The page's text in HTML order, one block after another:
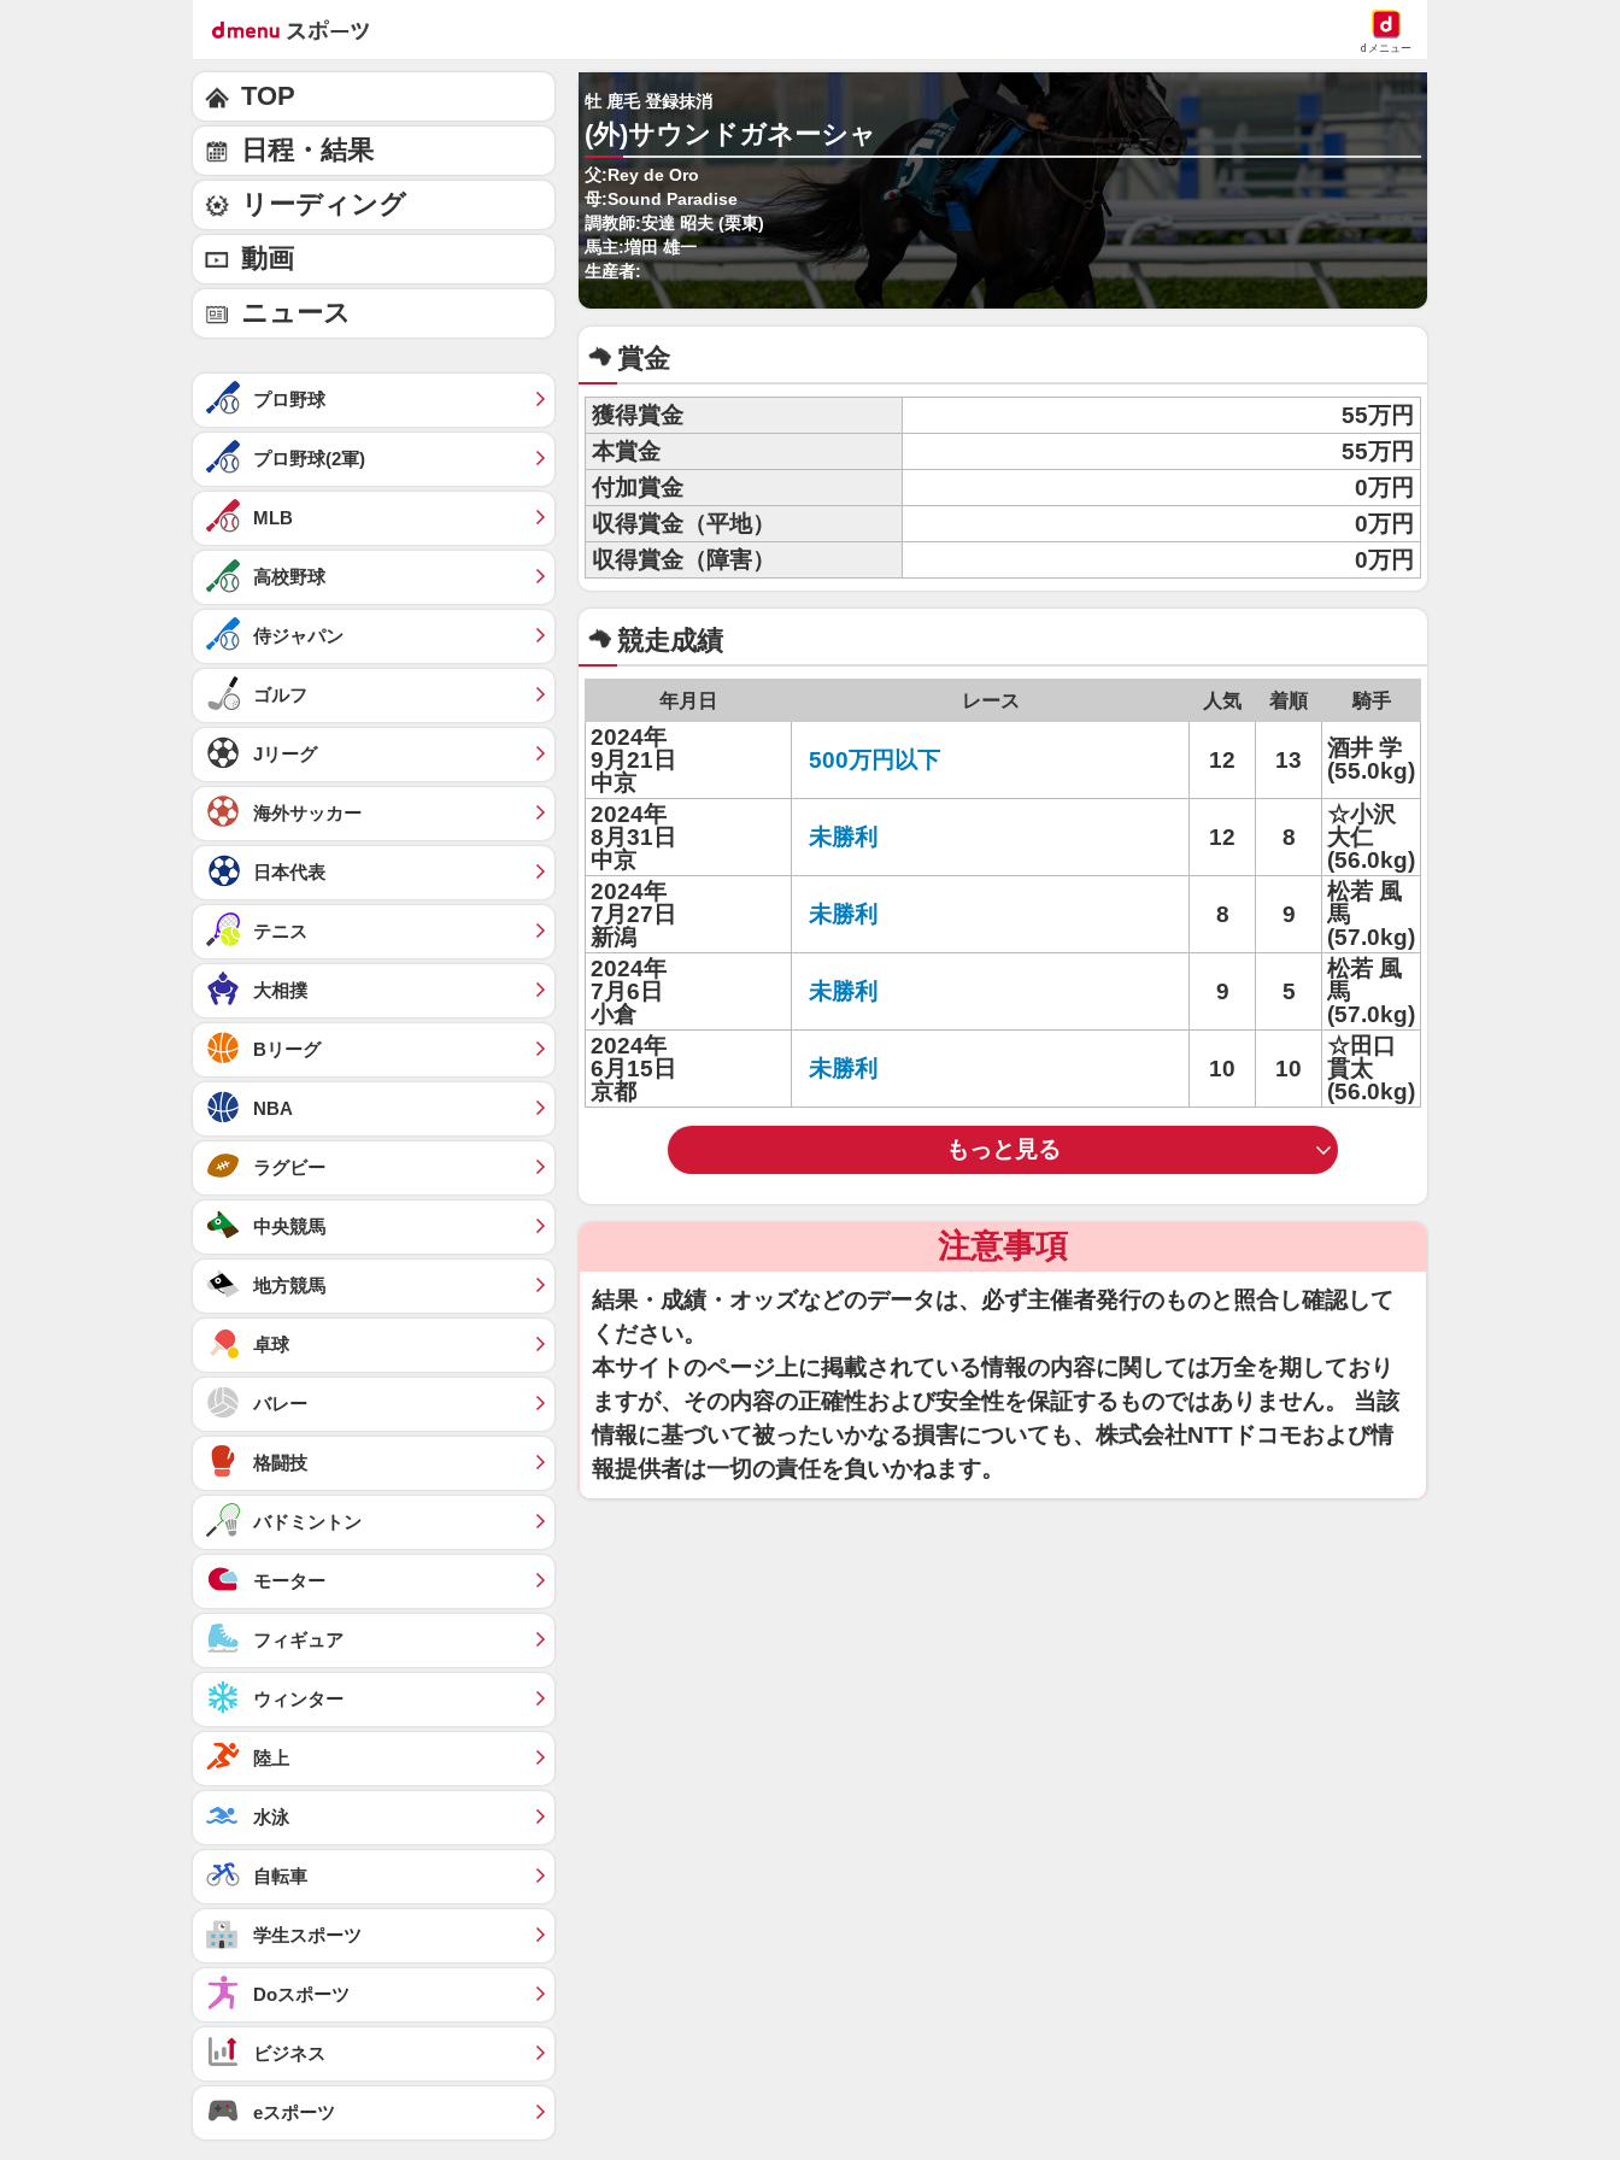
dメニュー
牡 鹿毛 登録抹消
(外)サウンドガネーシャ
父:Rey de Oro
母:Sound Paradise
調教師:安達 昭夫 (栗東)
馬主:増田 雄一
生産者:
賞金
獲得賞金
55万円
本賞金
55万円
付加賞金
0万円
収得賞金（平地）
0万円
収得賞金（障害）
0万円
競走成績
年月日 レース 人気 着順 騎手
2024年
9月21日
中京
500万円以下 12 13
酒井 学
(55.0kg)
2024年
8月31日
中京
未勝利 12 8
☆小沢
大仁
(56.0kg)
2024年
7月27日
新潟
未勝利 8 9
松若 風
馬
(57.0kg)
2024年
7月6日
小倉
未勝利 9 5
松若 風
馬
(57.0kg)
2024年
6月15日
京都
未勝利 10 10
☆田口
貫太
(56.0kg)
もっと見る
注意事項
結果・成績・オッズなどのデータは、必ず主催者発行のものと照合し確認して
ください。
本サイトのページ上に掲載されている情報の内容に関しては万全を期しており
ますが、その内容の正確性および安全性を保証するものではありません。 当該
情報に基づいて被ったいかなる損害についても、株式会社NTTドコモおよび情
報提供者は一切の責任を負いかねます。
TOP
日程・結果
リーディング
動画
ニュース
プロ野球
プロ野球(2軍)
MLB
高校野球
侍ジャパン
ゴルフ
Jリーグ
海外サッカー
日本代表
テニス
大相撲
Bリーグ
NBA
ラグビー
中央競馬
地方競馬
卓球
バレー
格闘技
バドミントン
モーター
フィギュア
ウィンター
陸上
水泳
自転車
学生スポーツ
Doスポーツ
ビジネス
eスポーツ